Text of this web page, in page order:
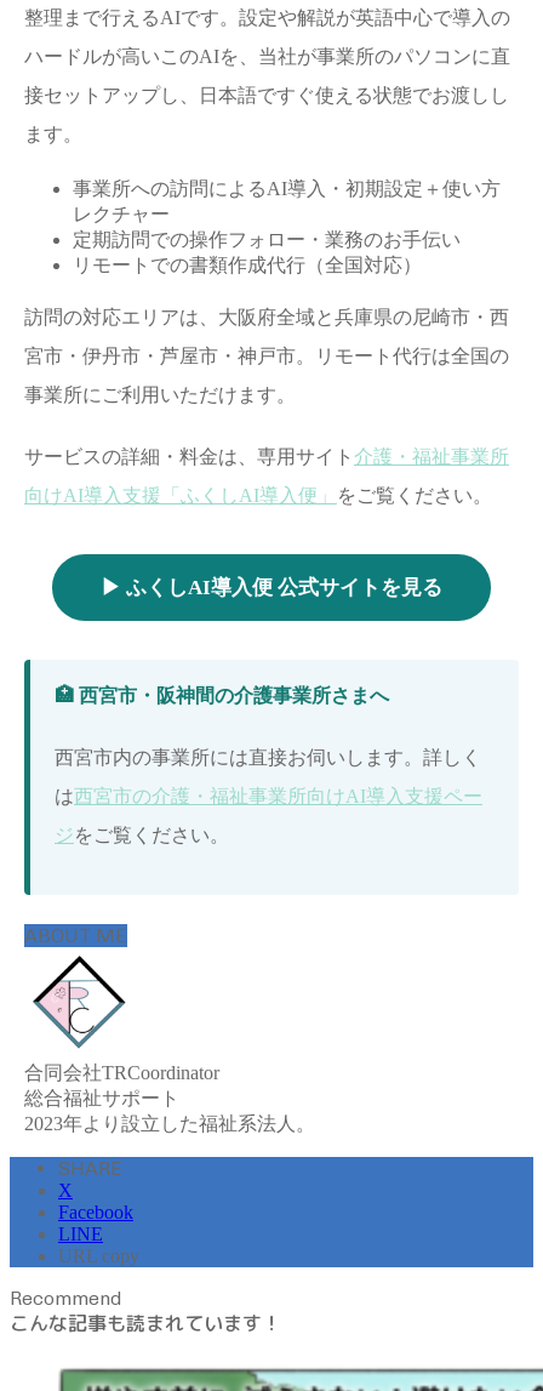
整理まで行えるAIです。設定や解説が英語中心で導入の
ハードルが高いこのAIを、当社が事業所のパソコンに直
接セットアップし、日本語ですぐ使える状態でお渡しし
ます。
事業所への訪問によるAI導入・初期設定＋使い方
レクチャー
定期訪問での操作フォロー・業務のお手伝い
リモートでの書類作成代行（全国対応）
訪問の対応エリアは、大阪府全域と兵庫県の尼崎市・西
宮市・伊丹市・芦屋市・神戸市。リモート代行は全国の
事業所にご利用いただけます。
サービスの詳細・料金は、専用サイト 介護・福祉事業所
向けAI導入支援「ふくしAI導入便」
をご覧ください。
▶ ふくしAI導入便 公式サイトを見る
🏥 西宮市・阪神間の介護事業所さまへ
西宮市内の事業所には直接お伺いします。詳しく
は西宮市の介護・福祉事業所向けAI導入支援ペー
ジをご覧ください。
ABOUT ME
合同会社TRCoordinator
総合福祉サポート
2023年より設立した福祉系法人。
SHARE
X
Facebook
LINE
URL copy
Recommend
こんな記事も読まれています！